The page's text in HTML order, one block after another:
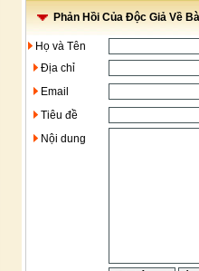
Phản Hồi Của Độc Giả Về
Họ và Tên
Địa chỉ
Email
Tiêu đề
Nội dung